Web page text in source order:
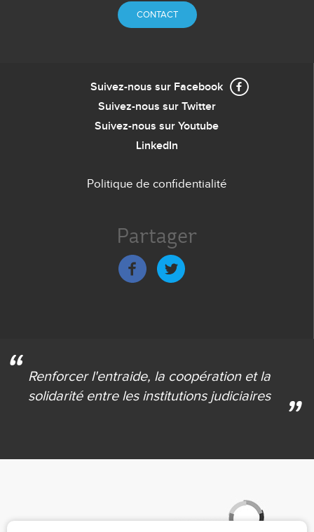
CONTACT
Suivez-nous sur Facebook
Suivez-nous sur Twitter
Suivez-nous sur Youtube
LinkedIn
Politique de confidentialité
Partager
Renforcer l'entraide, la coopération et la
solidaritéentre les institutions judiciaires